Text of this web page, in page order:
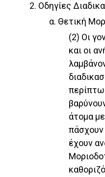
2. Οδηγίες
α. Θετική
(2) Οι
και οι
άτομα
πάσχουν
έχουν